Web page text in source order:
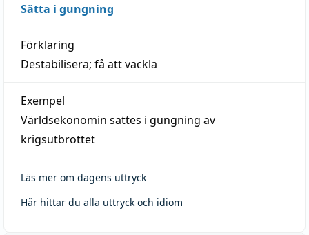
Sätta i gungning
Förklaring
Destabilisera; få att vackla
Exempel
Världsekonomin sattes i gungning av
krigsutbrottet
Läs mer om dagens uttryck
Här hittar du alla uttryck och idiom